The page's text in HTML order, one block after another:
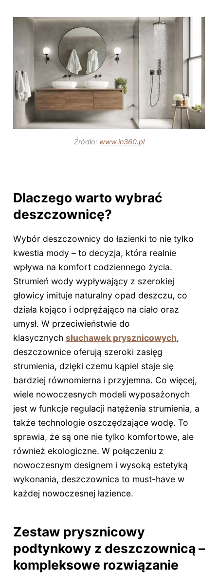
Źródło: www.in360.pl
Dlaczego warto wybrać
deszczownicę?
Wybór deszczownicy do łazienki to nie tylko
kwestia mody – to decyzja, która realnie
wpływa na komfort codziennego życia.
Strumień wody wypływający z szerokiej
głowicy imituje naturalny opad deszczu, co
działa kojąco i odprężająco na ciało oraz
umysł. W przeciwieństwie do
klasycznych słuchawek prysznicowych,
deszczownice oferują szeroki zasięg
strumienia, dzięki czemu kąpiel staje się
bardziej równomierna i przyjemna. Co więcej,
wiele nowoczesnych modeli wyposażonych
jest w funkcje regulacji natężenia strumienia, a
także technologie oszczędzające wodę. To
sprawia, że są one nie tylko komfortowe, ale
również ekologiczne. W połączeniu z
nowoczesnym designem i wysoką estetyką
wykonania, deszczownica to must-have w
każdej nowoczesnej łazience.
Zestaw prysznicowy
podtynkowy z deszczownicą –
kompleksowe rozwiązanie